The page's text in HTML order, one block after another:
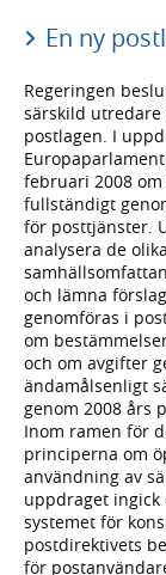
En ny
Regeringen
särskild
postlagen. I
februari 2008
fullständigt
för posttjänster.
analysera de
och lämna
genomföras i
om
och om avgifter
ändamålsenligt
genom 2008 års
Inom ramen för
principerna om
användning av
uppdraget ingick
systemet för
postdirektivets
för